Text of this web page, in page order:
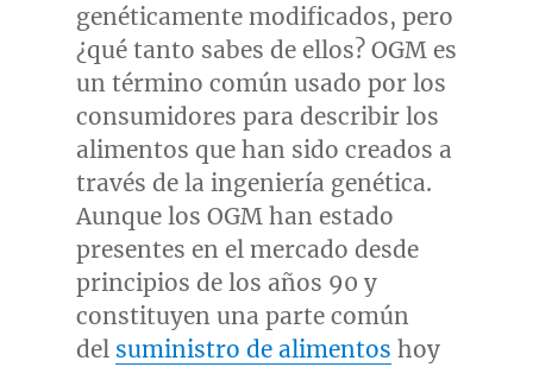
genéticamente modificados, pero
¿qué tanto sabes de ellos? OGM es
un término común usado por los
consumidores para describir los
alimentos que han sido creados a
través de la ingeniería genética.
Aunque los OGM han estado
presentes en el mercado desde
principios de los años 90 y
constituyen una parte común
del suministro de alimentos hoy